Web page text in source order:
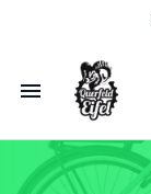
Startseite